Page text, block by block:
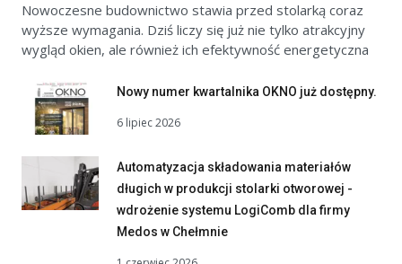
Nowoczesne budownictwo stawia przed stolarką coraz
wyższe wymagania. Dziś liczy się już nie tylko atrakcyjny
wygląd okien, ale również ich efektywność energetyczna
Nowy numer kwartalnika OKNO już dostępny.
6 lipiec 2026
Automatyzacja składowania materiałów
długich w produkcji stolarki otworowej -
wdrożenie systemu LogiComb dla firmy
Medos w Chełmnie